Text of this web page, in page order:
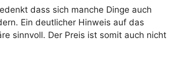
dass sich manche Dinge auch
Ein deutlicher Hinweis auf das
sinnvoll. Der Preis ist somit auch nicht